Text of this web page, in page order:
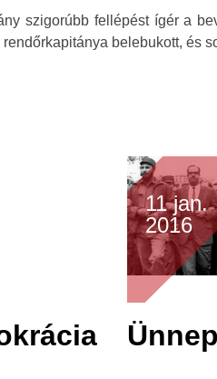
szigorúbb fellépést ígér a
belebukott, és
11 jan.
2016